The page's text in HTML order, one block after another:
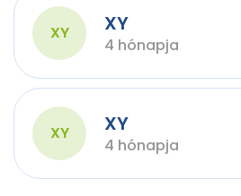
XY XY
4 hónapja
XY XY
4 hónapja